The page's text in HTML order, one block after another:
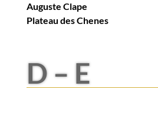
Auguste Clape
Plateau des Chenes
D – E